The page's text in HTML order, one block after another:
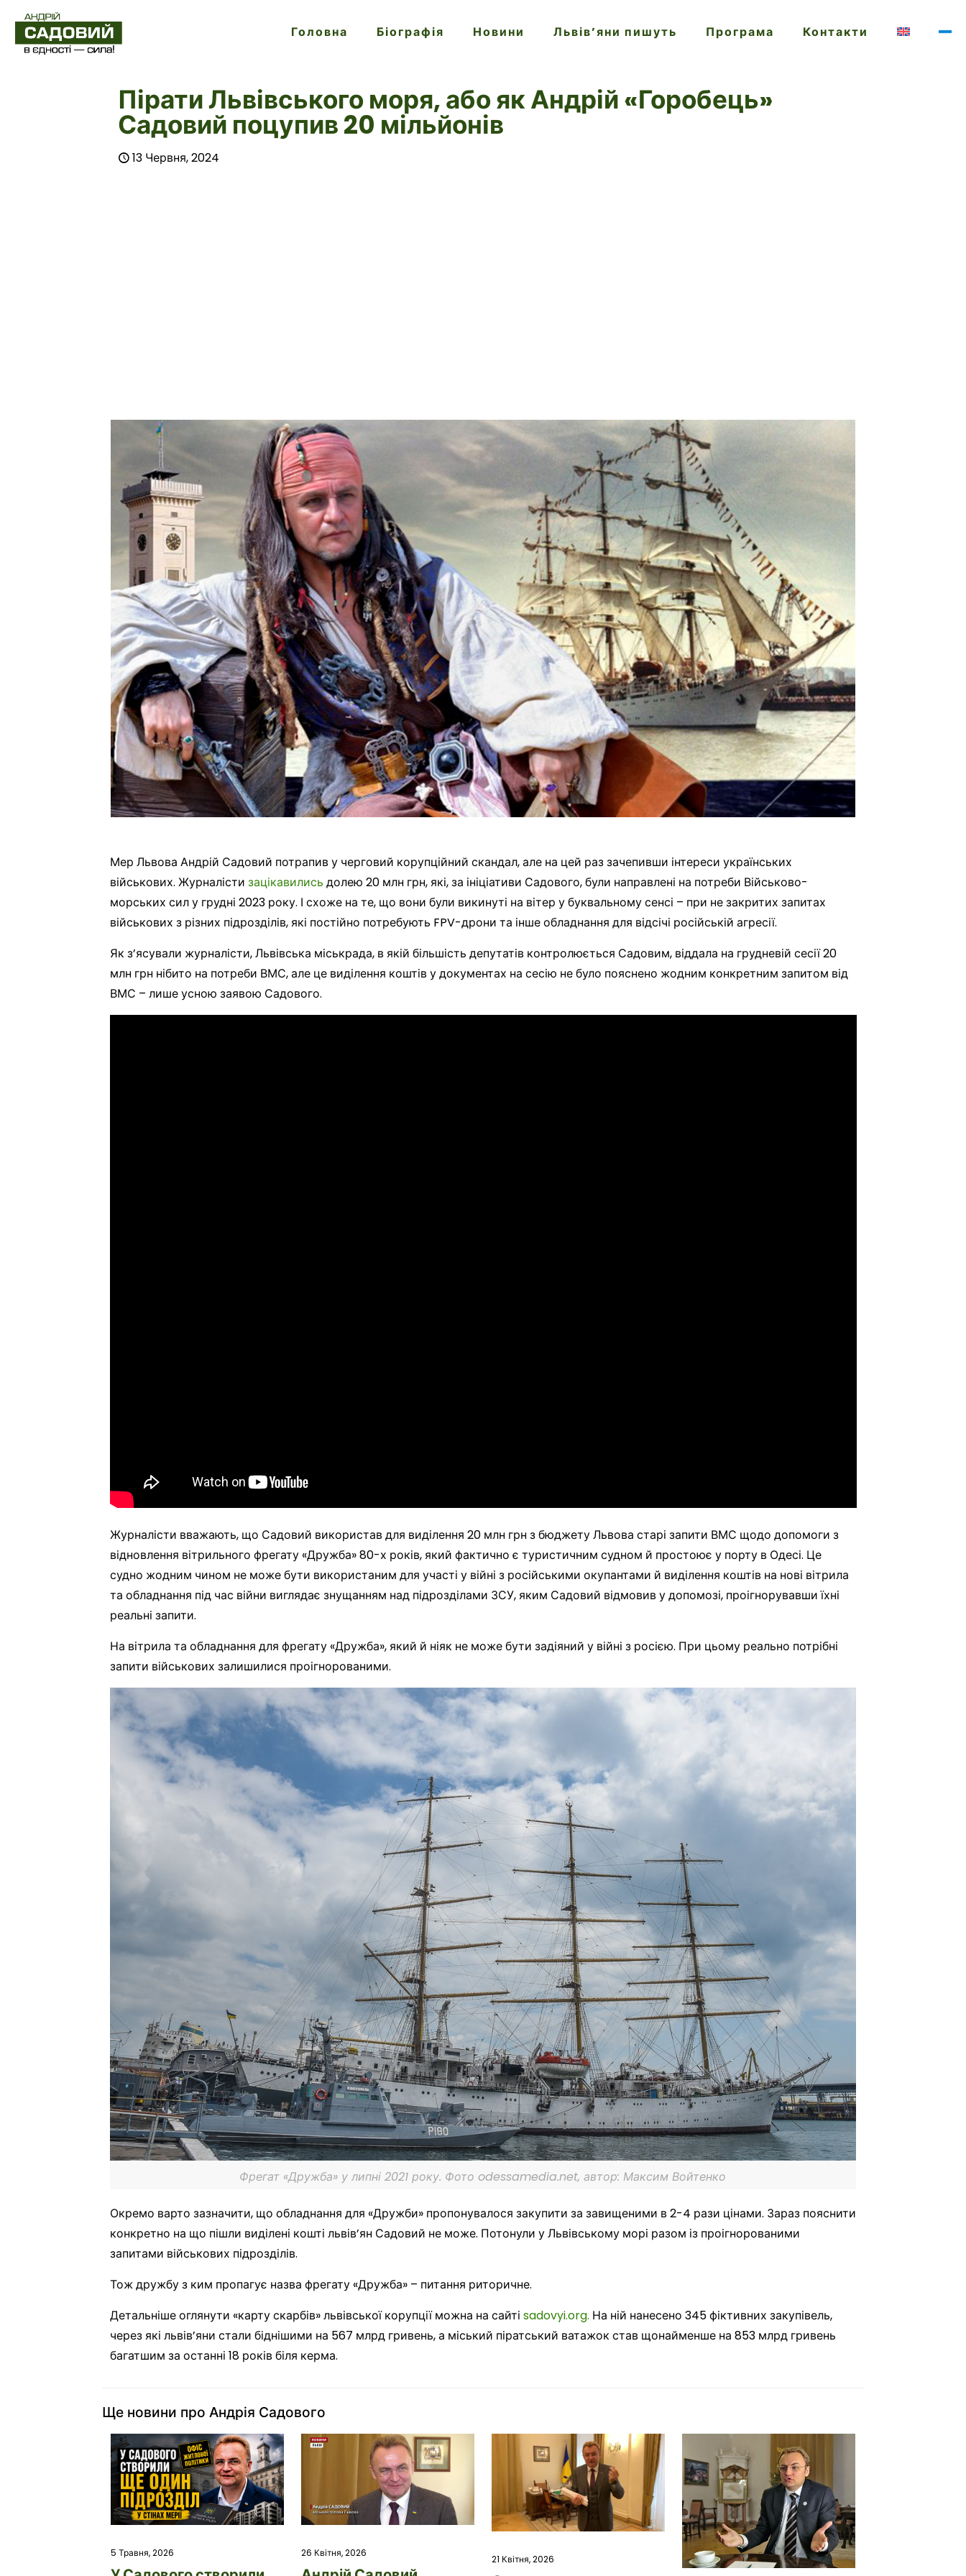
Головна Біографія Новини Львів’яни пишуть Програма Контакти
Пірати Львівського моря, або як Андрій «Горобець»
Садовий поцупив 20 мільйонів
13 Червня, 2024
Мер Львова Андрій Садовий потрапив у черговий корупційний скандал, але на цей раз зачепивши інтереси українських
військових. Журналісти зацікавились долею 20 млн грн, які, за ініціативи Садового, були направлені на потреби Військово-
морських сил у грудні 2023 року. І схоже на те, що вони були викинуті на вітер у буквальному сенсі – при не закритих запитах
військових з різних підрозділів, які постійно потребують FPV-дрони та інше обладнання для відсічі російській агресії.
Як з’ясували журналісти, Львівська міськрада, в якій більшість депутатів контролюється Садовим, віддала на грудневій сесії 20
млн грн нібито на потреби ВМС, але це виділення коштів у документах на сесію не було пояснено жодним конкретним запитом від
ВМС – лише усною заявою Садового.
Журналісти вважають, що Садовий використав для виділення 20 млн грн з бюджету Львова старі запити ВМС щодо допомоги з
відновлення вітрильного фрегату «Дружба» 80-х років, який фактично є туристичним судном й простоює у порту в Одесі. Це
судно жодним чином не може бути використаним для участі у війні з російськими окупантами й виділення коштів на нові вітрила
та обладнання під час війни виглядає знущанням над підрозділами ЗСУ, яким Садовий відмовив у допомозі, проігнорувавши їхні
реальні запити.
На вітрила та обладнання для фрегату «Дружба», який й ніяк не може бути задіяний у війні з росією. При цьому реально потрібні
запити військових залишилися проігнорованими.
Фрегат «Дружба» у липні 2021 року. Фото odessamedia.net, автор: Максим Войтенко
Окремо варто зазначити, що обладнання для «Дружби» пропонувалося закупити за завищеними в 2-4 рази цінами. Зараз пояснити
конкретно на що пішли виділені кошті львів’ян Садовий не може. Потонули у Львівському морі разом із проігнорованими
запитами військових підрозділів.
Тож дружбу з ким пропагує назва фрегату «Дружба» – питання риторичне.
Детальніше оглянути «карту скарбів» львівської корупції можна на сайті sadovyi.org. На ній нанесено 345 фіктивних закупівель,
через які львів’яни стали біднішими на 567 млрд гривень, а міський піратський ватажок став щонайменше на 853 млрд гривень
багатшим за останні 18 років біля керма.
Ще новини про Андрія Садового
5 Травня, 2026 26 Квітня, 2026
21 Квітня, 2026